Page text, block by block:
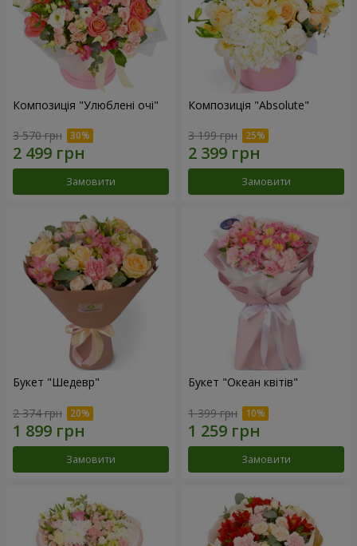
Композиція "Улюблені очі"
3 570 грн
Замовити
Композиція "Absolute"
3 199 грн
Замовити
Букет "Шедевр"
2 374 грн
Замовити
Букет "Океан квітів"
1 399 грн
Замовити